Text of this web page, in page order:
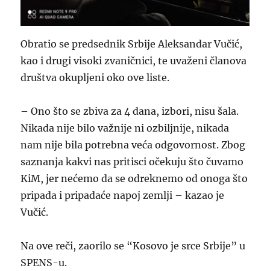
Obratio se predsednik Srbije Aleksandar Vučić,
kao i drugi visoki zvaničnici, te uvaženi članova
društva okupljeni oko ove liste.
– Ono što se zbiva za 4 dana, izbori, nisu šala.
Nikada nije bilo važnije ni ozbiljnije, nikada
nam nije bila potrebna veća odgovornost. Zbog
saznanja kakvi nas pritisci očekuju što čuvamo
KiM, jer nećemo da se odreknemo od onoga što
pripada i pripadaće napoj zemlji – kazao je
Vučić.
Na ove reči, zaorilo se “Kosovo je srce Srbije” u
SPENS-u.